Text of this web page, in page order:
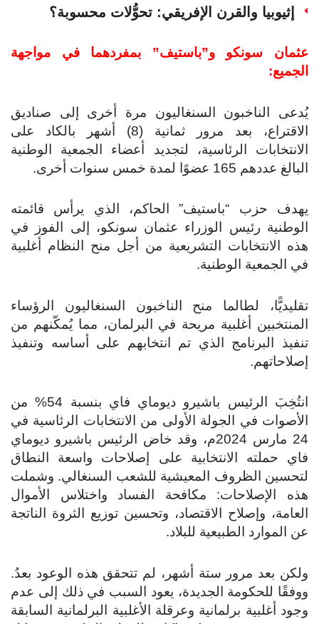
إثيوبيا والقرن الإفريقي: تحوُّلات محسوبة؟
عثمان سونكو و”باستيف” بمفردهما في مواجهة
الجميع:
يُدعى الناخبون السنغاليون مرة أخرى إلى صناديق
الاقتراع، بعد مرور ثمانية (8) أشهر بالكاد على
الانتخابات الرئاسية، لتجديد أعضاء الجمعية الوطنية
البالغ عددهم 165 عضوًا لمدة خمس سنوات أخرى.
يهدف حزب “باستيف” الحاكم، الذي يرأس قائمته
الوطنية رئيس الوزراء عثمان سونكو، إلى الفوز في
هذه الانتخابات التشريعية من أجل منح النظام أغلبية
في الجمعية الوطنية.
تقليديًّا، لطالما منح الناخبون السنغاليون الرؤساء
المنتخبين أغلبية مريحة في البرلمان، مما يُمكّنهم من
تنفيذ البرنامج الذي تم انتخابهم على أساسه وتنفيذ
إصلاحاتهم.
انتُخِبَ الرئيس باشيرو ديوماي فاي بنسبة 54% من
الأصوات في الجولة الأولى من الانتخابات الرئاسية في
24 مارس 2024م، وقد خاض الرئيس باشيرو ديوماي
فاي حملته الانتخابية على إصلاحات واسعة النطاق
لتحسين الظروف المعيشية للشعب السنغالي. وشملت
هذه الإصلاحات: مكافحة الفساد واختلاس الأموال
العامة، وإصلاح الاقتصاد، وتحسين توزيع الثروة الناتجة
عن الموارد الطبيعية للبلاد.
ولكن بعد مرور ستة أشهر، لم تتحقق هذه الوعود بعدُ.
ووفقًا للحكومة الجديدة، يعود السبب في ذلك إلى عدم
وجود أغلبية برلمانية وعرقلة الأغلبية البرلمانية السابقة